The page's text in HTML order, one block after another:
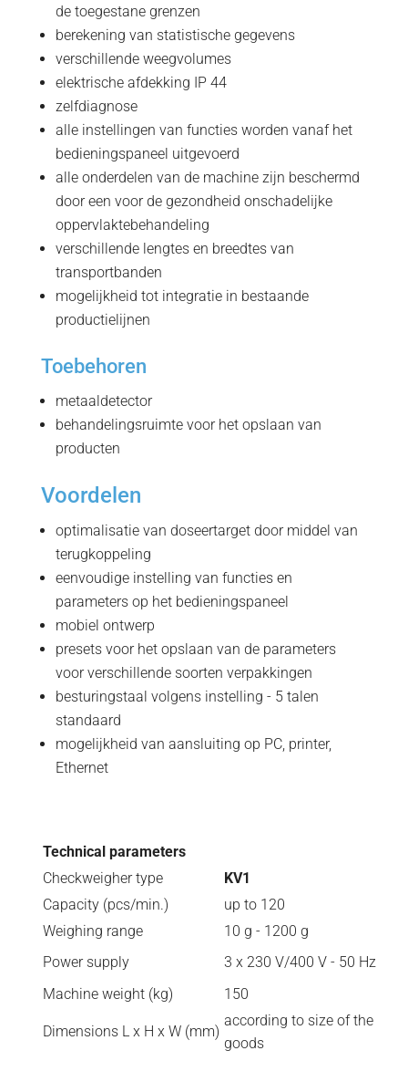
de toegestane grenzen
berekening van statistische gegevens
verschillende weegvolumes
elektrische afdekking IP 44
zelfdiagnose
alle instellingen van functies worden vanaf het
bedieningspaneel uitgevoerd
alle onderdelen van de machine zijn beschermd
door een voor de gezondheid onschadelijke
oppervlaktebehandeling
verschillende lengtes en breedtes van
transportbanden
mogelijkheid tot integratie in bestaande
productielijnen
Toebehoren
metaaldetector
behandelingsruimte voor het opslaan van
producten
Voordelen
optimalisatie van doseertarget door middel van
terugkoppeling
eenvoudige instelling van functies en
parameters op het bedieningspaneel
mobiel ontwerp
presets voor het opslaan van de parameters
voor verschillende soorten verpakkingen
besturingstaal volgens instelling - 5 talen
standaard
mogelijkheid van aansluiting op PC, printer,
Ethernet
Technical parameters
Checkweigher type
KV1
Capacity (pcs/min.)
up to 120
Weighing range
10 g - 1200 g
Power supply
3 x 230 V/400 V - 50 Hz
Machine weight (kg)
150
Dimensions L x H x W (mm)
according to size of the
goods